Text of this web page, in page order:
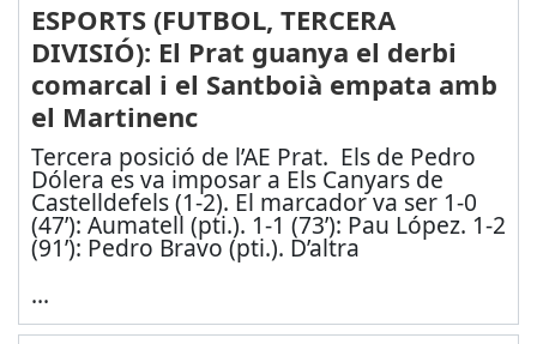
ESPORTS (FUTBOL, TERCERA
DIVISIÓ): El Prat guanya el derbi
comarcal i el Santboià empata amb
el Martinenc
Tercera posició de l’AE Prat. Els de Pedro
Dólera es va imposar a Els Canyars de
Castelldefels (1-2). El marcador va ser 1-0
(47’): Aumatell (pti.). 1-1 (73’): Pau López. 1-2
(91’): Pedro Bravo (pti.). D’altra
...